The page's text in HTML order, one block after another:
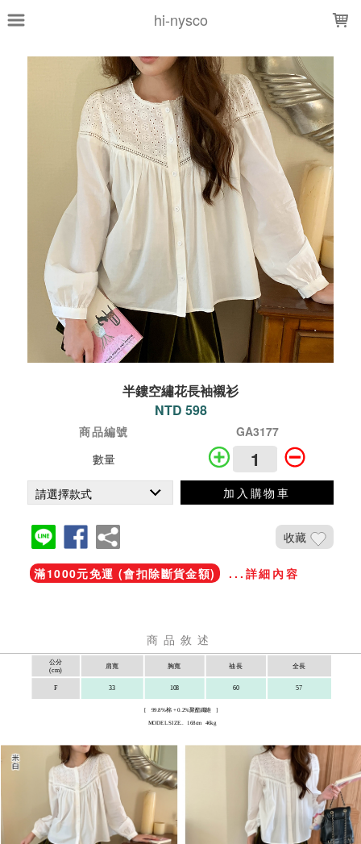
hi-nysco
半鏤空繡花長袖襯衫
NTD 598
商品編號
GA3177
數量
加入購物車
收藏
滿1000元免運 (會扣除斷貨金額) ...詳細內容
商品敘述